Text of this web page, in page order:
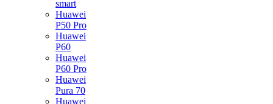
smart
Huawei
P50 Pro
Huawei
P60
Huawei
P60 Pro
Huawei
Pura 70
Huawei